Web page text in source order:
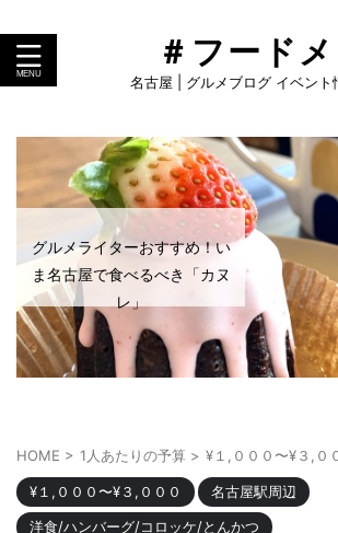
＃フードメ
名古屋 | グルメブログ イベント
グルメライターおすすめ！い
ま名古屋で食べるべき「カヌ
レ」
HOME > 1人あたりの予算 > ¥１,０００〜¥３,０
¥１,０００〜¥３,０００
名古屋駅周辺
洋食/ハンバーグ/コロッケ/とんかつ